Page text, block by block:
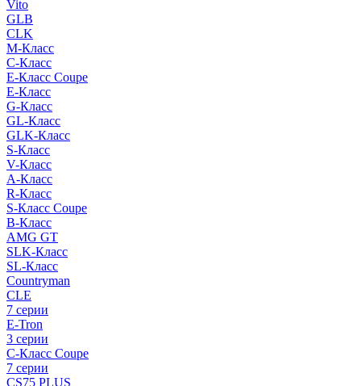
Vito
GLB
CLK
M-Класс
C-Класс
E-Класс Coupe
E-Класс
G-Класс
GL-Класс
GLK-Класс
S-Класс
V-Класс
A-Класс
R-Класс
S-Класс Сoupe
B-Класс
AMG GT
SLK-Класс
SL-Класс
Countryman
CLE
7 серии
E-Tron
3 серии
C-Класс Coupe
7 серии
CS75 PLUS